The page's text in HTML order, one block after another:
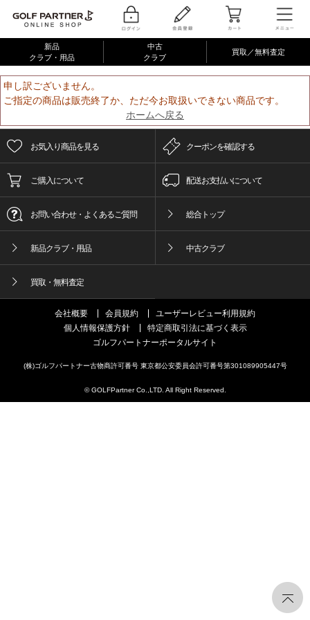
新品
クラブ・用品
中古
クラブ
買取／無料査定
申し訳ございません。
ご指定の商品は販売終了か、ただ今お取扱いできない商品です。
ホームへ戻る
お気入り商品を見る クーポンを確認する
ご購入について 配送お支払いについて
お問い合わせ・よくあるご質問 総合トップ
新品クラブ・用品 中古クラブ
買取・無料査定
会社概要 会員規約
ユーザーレビュー利用規約
個人情報保護方針
特定商取引法に基づく表示
ゴルフパートナーポータルサイト
(株)ゴルフパートナー古物商許可番号 東京都公安委員会許可番号第301089905447号
© GOLFPartner Co.,LTD. All Right Reserved.